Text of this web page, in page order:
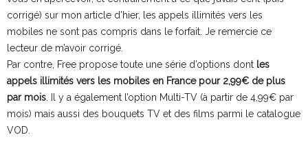
corrigé) sur mon article d’hier, les appels illimités vers les
mobiles ne sont pas compris dans le forfait. Je remercie ce
lecteur de m’avoir corrigé.
Par contre, Free propose toute une série d’options dont les
appels illimités vers les mobiles en France pour 2,99€ de plus
par mois. Il y a également l’option Multi-TV (à partir de 4,99€ par
mois) mais aussi des bouquets TV et des films parmi le catalogue
VOD.